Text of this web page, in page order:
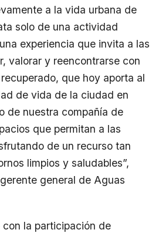
a la vida urbana de
solo de una actividad
experiencia que invita a las
valorar y reencontrarse con
que hoy aporta al
de vida de la ciudad en
de nuestra compañía de
que permitan a las
de un recurso tan
limpios y saludables”,
general de Aguas
la participación de